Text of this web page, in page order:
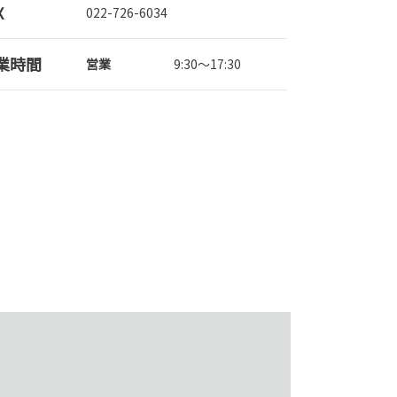
022-726-6034
時間 営業 9:30～17:30